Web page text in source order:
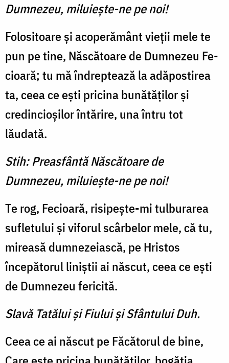
Dumnezeu, milu­iește-ne pe noi!
Folositoare și acoperământ vieții mele te
pun pe tine, Născătoare de Dumnezeu Fe­
cioară; tu mă îndreptează la adăpostirea
ta, ceea ce ești pricina bunătăților și
credincioșilor întărire, una întru tot
lăudată.
Stih: Preasfântă Născătoare de
Dumnezeu, milu­iește-ne pe noi!
Te rog, Fecioară, risipește-mi tulburarea
su­fletului și viforul scârbelor mele, că tu,
mi­reasă dumnezeiască, pe Hristos
începătorul li­niștii ai născut, ceea ce ești
de Dumnezeu fericită.
Slavă Tatălui şi Fiului şi Sfântului Duh.
Ceea ce ai născut pe Făcătorul de bine,